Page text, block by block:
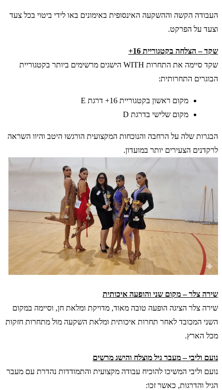
העבודה הקשה וההשקעה האינסופית באימונים באו לידי ביטוי בכל צעד
וצעד על הפרקט.
שקד – הצלחה בקטגוריית 16+
שקד סיימה את התחרות WITH הישגים מרשימים ביותר בקטגוריית
הבוגרים התחרותית:
מקום ראשון בקטגוריית 16+ דרגת E
מקום שלישי בדרגת D
הבגרות שלה על הרחבה והנוכחות המקצועית הורגשו היטב והיוו השראה
לרקדנים הצעירים יותר במועדון.
שירה צלר – מקום שני והופעה איכותית
שירה צלר הציגה הופעה טובה מאוד, מדויקת ומלאת חן, וסיימה במקום
השני המכובד לאחר תחרות איכותית ומלאת השקעה מול מתחרות חזקות
מכל הארץ.
נועם וליבי – מעבר גיל מוצלח והישג מרשים
נועם וליבי המשיכו להוכיח עבודה מקצועית והתמודדות נהדרת עם מעבר
הגיל והדרגות, כאשר זכו: